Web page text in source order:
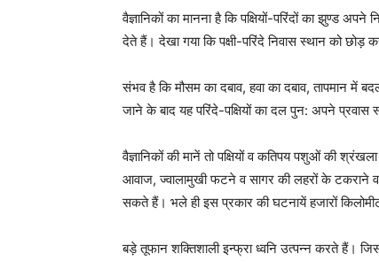
वैज्ञानिकों का मानना है कि पक्षियों-परिंदों का झुण्ड
देते हैं। देखा गया कि पक्षी-परिंदे निवास स्थान को
संभव है कि मौसम का दबाव, हवा का दबाव, तापमान में
जाने के बाद यह परिंदे-पक्षियों का दल पुन: अपने
वैज्ञानिकों की मानें तो पक्षियों व कतिपय पशुओं की
आवाज, ज्वालामुखी फटने व सागर की लहरों के टकराने व
सकते हैं। भले ही इस प्रकार की घटनायें हजारों
बड़े तूफान शक्तिशाली इन्फ्रा ध्वनि उत्पन्न करते हैं।